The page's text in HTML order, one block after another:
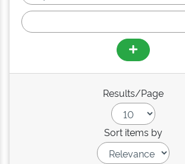
Results/Page
Sort items by